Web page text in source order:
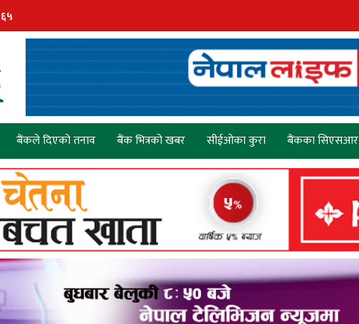
बैंकले दिएको तनाव बैंक भित्रको खबर सीईओका कुरा बैंकका सिएसआर